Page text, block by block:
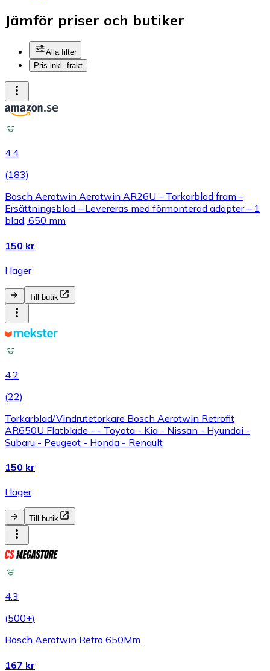
Jämför priser och butiker
Alla filter
Pris inkl. frakt
4.4
(183)
Bosch Aerotwin Aerotwin AR26U – Torkarblad fram –
Ersättningsblad – Levereras med förmonterad adapter – 1
blad, 650 mm
150 kr
I lager
Till butik
4.2
(22)
Torkarblad/Vindrutetorkare Bosch Aerotwin Retrofit
AR650U Flatblade - - Toyota - Kia - Nissan - Hyundai -
Subaru - Peugeot - Honda - Renault
150 kr
I lager
Till butik
4.3
(500+)
Bosch Aerotwin Retro 650Mm
167 kr